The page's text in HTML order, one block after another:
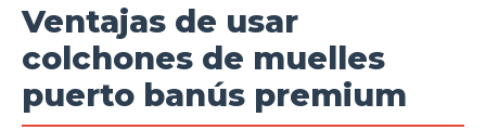
Ventajas de usar
colchones de muelles
puerto banús premium